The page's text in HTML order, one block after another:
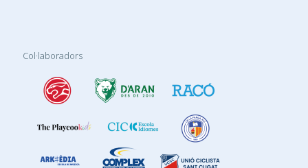
Col·laboradors